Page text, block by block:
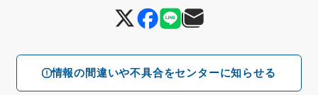
情報の間違いや不具合をセンターに知らせる